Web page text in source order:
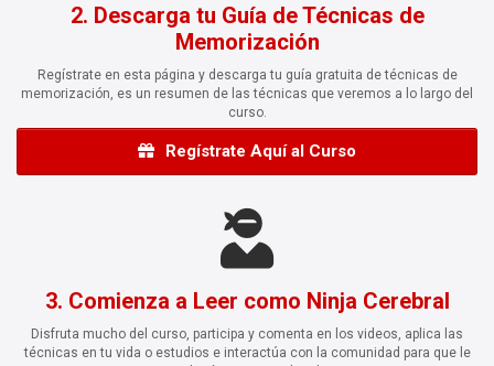
2. Descarga tu Guía de Técnicas de
Memorización
Regístrate en esta página y descarga tu guía gratuita de técnicas de
memorización, es un resumen de las técnicas que veremos a lo largo del
curso.
Regístrate Aquí al Curso
3. Comienza a Leer como Ninja Cerebral
Disfruta mucho del curso, participa y comenta en los videos, aplica las
técnicas en tu vida o estudios e interactúa con la comunidad para que le